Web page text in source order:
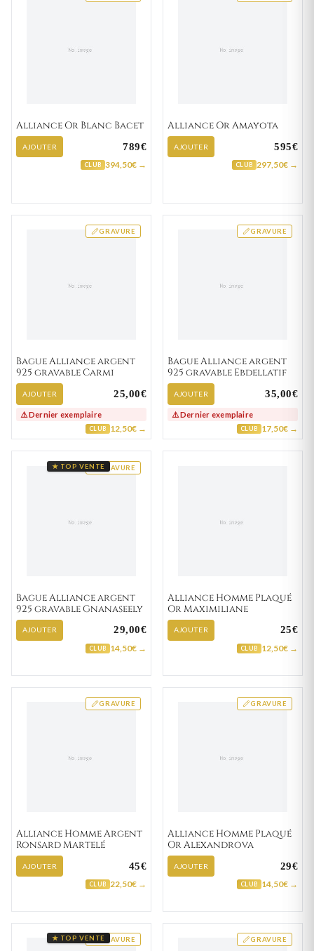
Alliance Or Blanc Bacet
AJOUTER 789€
CLUB 394,50€ →
Alliance Or Amayota
AJOUTER 595€
CLUB 297,50€ →
GRAVURE
Bague Alliance argent
925 gravable Carmi
AJOUTER 25,00€
⚠️ Dernier exemplaire
CLUB 12,50€ →
GRAVURE
Bague Alliance argent
925 gravable Ebdellatif
AJOUTER 35,00€
⚠️ Dernier exemplaire
CLUB 17,50€ →
GRAVURE
★ TOP VENTE
Bague Alliance argent
925 gravable Gnanaseely
AJOUTER 29,00€
CLUB 14,50€ →
Alliance Homme Plaqué
Or Maximiliane
AJOUTER 25€
CLUB 12,50€ →
GRAVURE
Alliance Homme Argent
Ronsard Martelé
AJOUTER 45€
CLUB 22,50€ →
GRAVURE
Alliance Homme Plaqué
Or Alexandrova
AJOUTER 29€
CLUB 14,50€ →
GRAVURE
★ TOP VENTE GRAVURE